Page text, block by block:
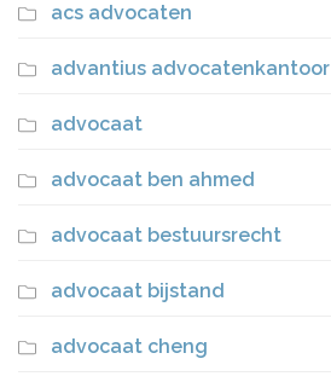
acs advocaten
advantius advocatenkantoor
advocaat
advocaat ben ahmed
advocaat bestuursrecht
advocaat bijstand
advocaat cheng